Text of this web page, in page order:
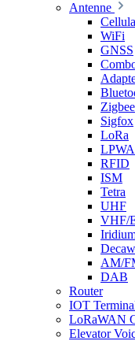
Antenne
WiFi
GNSS
Zigbee
Sigfox
LoRa
LPWA
RFID
ISM
Tetra
UHF
VHF/
AM/
DAB
Router
IOT
LoRaWAN
Elevator